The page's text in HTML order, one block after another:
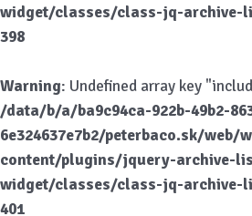
widget/classes/class-jq-archive-
398
Warning: Undefined array key
/data/b/a/ba9c94ca-922b-49b2-
6e324637e7b2/peterbaco.sk/web/
content/plugins/jquery-archive-
widget/classes/class-jq-archive-
401